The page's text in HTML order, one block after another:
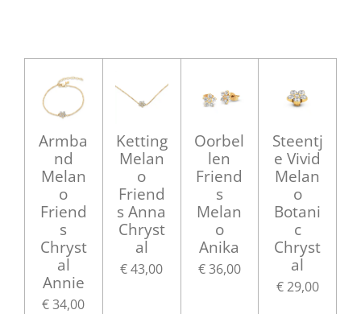
Armba
nd
Melan
o
Friend
s
Chryst
al
Annie
€ 34,00
Ketting
Melan
o
Friend
s Anna
Chryst
al
€ 43,00
Oorbel
len
Friend
s
Melan
o
Anika
€ 36,00
Steentj
e Vivid
Melan
o
Botani
c
Chryst
al
€ 29,00